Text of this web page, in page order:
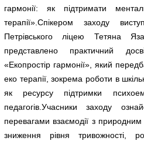
гармонії: як підтримати
терапії».Спікером заходу
Петрівського ліцею Тетяна
представлено практичний
«Екопростір гармонії», який
еко терапії, зокрема роботи в
як ресурсу підтримки
педагогів.Учасники заходу
перевагами взаємодії з
зниження рівня тривожності,